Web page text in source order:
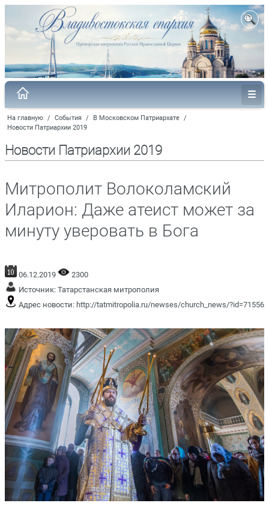
На главную / События / В Московском Патриархате /
Новости Патриархии 2019
Новости Патриархии 2019
Митрополит Волоколамский
Иларион: Даже атеист может за
минуту уверовать в Бога
06.12.2019
2300
Источник: Татарстанская митрополия
Адрес новости: http://tatmitropolia.ru/newses/church_news/?id=71556